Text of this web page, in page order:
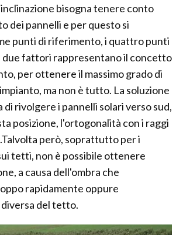
bisogna tenere conto
dei pannelli e per questo si
punti di riferimento, i quattro punti
due fattori rappresentano il concetto
per ottenere il massimo grado di
ma non è tutto. La soluzione
rivolgere i pannelli solari verso sud,
posizione, l'ortogonalità con i raggi
però, soprattutto per i
tetti, non è possibile ottenere
a causa dell'ombra che
rapidamente oppure
del tetto.